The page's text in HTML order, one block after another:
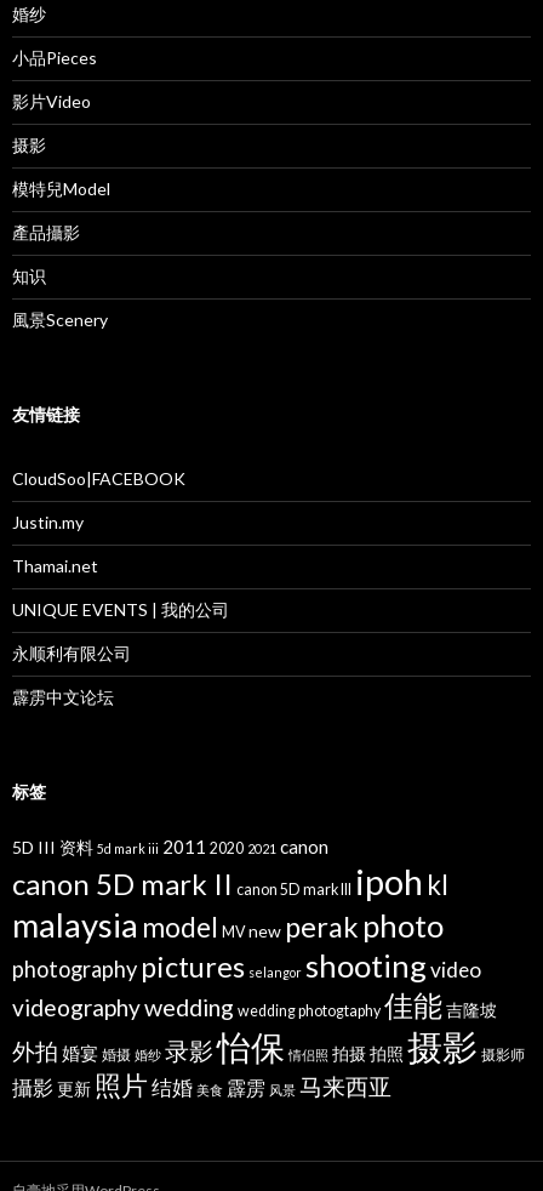
婚纱
小品Pieces
影片Video
摄影
模特兒Model
產品攝影
知识
風景Scenery
友情链接
CloudSoo|FACEBOOK
Justin.my
Thamai.net
UNIQUE EVENTS | 我的公司
永顺利有限公司
霹雳中文论坛
标签
5D III 资料 5d mark iii 2011 2020 2021 canon
canon 5D mark II canon 5D mark III ipoh kl
malaysia model MV new perak photo
photography pictures selangor shootingvideo
videographywedding wedding photogtaphy 佳能吉隆坡
外拍 婚宴 婚摄 婚纱 录影怡保 情侣照 拍摄拍照 摄影 摄影师
攝影 更新 照片结婚 美食 霹雳 风景 马来西亚